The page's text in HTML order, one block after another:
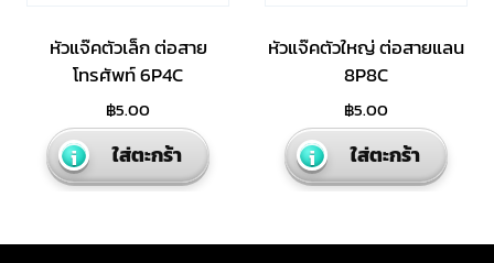
หัวแจ๊คตัวเล็ก ต่อสาย
โทรศัพท์ 6P4C
฿5.00
ใส่ตะกร้า
หัวแจ๊คตัวใหญ่ ต่อสายแลน
8P8C
฿5.00
ใส่ตะกร้า